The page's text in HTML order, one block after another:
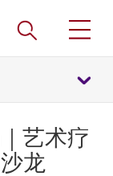
艺术疗
龙